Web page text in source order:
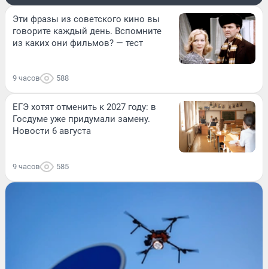
Эти фразы из советского кино вы
говорите каждый день. Вспомните
из каких они фильмов? — тест
9 часов 588
ЕГЭ хотят отменить к 2027 году: в
Госдуме уже придумали замену.
Новости 6 августа
9 часов 585